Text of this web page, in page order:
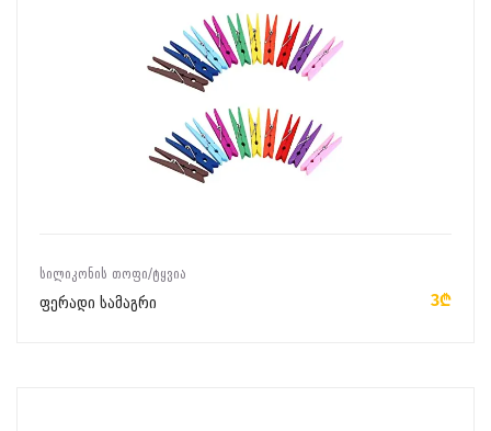
ᲡᲘᲚᲘᲙᲝᲜᲘᲡ ᲗᲝᲤᲘ/ᲢᲧᲕᲘᲐ
ფერადი სამაგრი 3₾